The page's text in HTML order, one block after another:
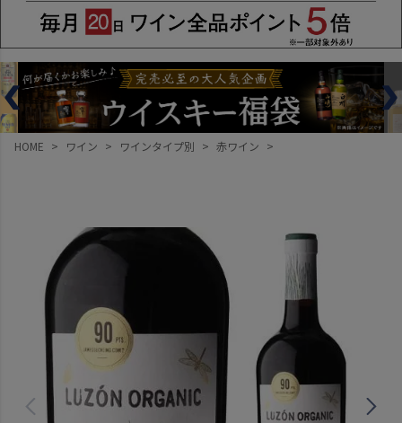
HOME ワイン ワインタイプ別 赤ワイン